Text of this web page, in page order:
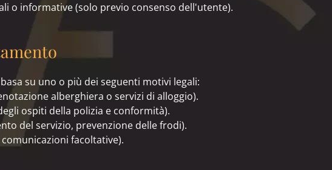
o informative (solo previo consenso dell'utente).
su uno o più dei seguenti motivi legali:
alberghiera o servizi di alloggio).
ospiti della polizia e conformità).
del servizio, prevenzione delle frodi).
facoltative).